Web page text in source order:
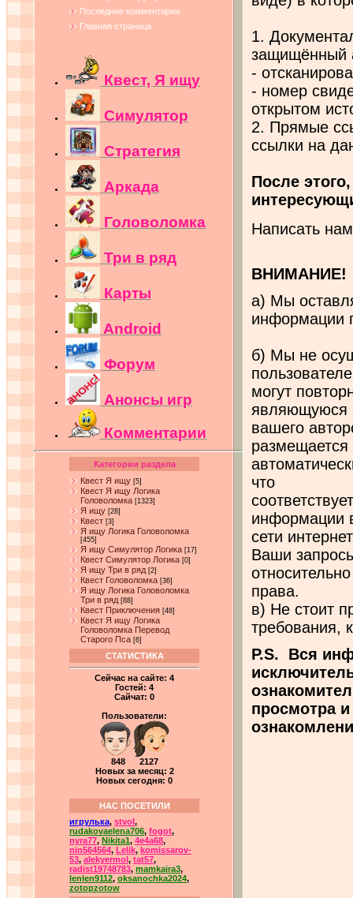
Последние комментарии
Главная страница
Квест, Я ищу
Симулятор
Стратегия
Аркада
Головоломка
Три в ряд
Карты
Android
Форум
Анонсы игр
Комментарии
Категории раздела
Квест Я ищу [5]
Квест Я ищу Логика
Головоломка [1323]
Я ищу [28]
Квест [3]
Я ищу Логика Головоломка
[455]
Я ищу Симулятор Логика [17]
Квест Симулятор Логика [0]
Я ищу Три в ряд [2]
Квест Головоломка [36]
Я ищу Логика Головоломка
Три в ряд [88]
Квест Приключения [48]
Квест Я ищу Логика
Головоломка Перевод
Старого Пса [6]
СТАТИСТИКА
Сейчас на сайте: 4
Гостей: 4
Сайчат: 0
Пользователи:
848 2127
Новых за месяц: 2
Новых сегодня: 0
НАС ПОСЕТИЛИ
игрулька, stvol ,
rudakovaelena706, fogot,
nyra77, Nikita1, 4e4a68,
nin564564, Lelik, komissarov-
53, alekyermol , tat57,
radist19748783, mamkaira3,
lenlen9112, oksanochka2024,
zotopzotow
1.
защищённый
-
- номер
открытом
2. Прямые
ссылки на
После
Написать
ВНИМАНИЕ!
а) Мы
информации
б) Мы не
могут
являющуюся
вашего
размещается
что
информации
сети
Ваши
права.
в) Не стоит
требования,
P.S. Вся
просмотра и